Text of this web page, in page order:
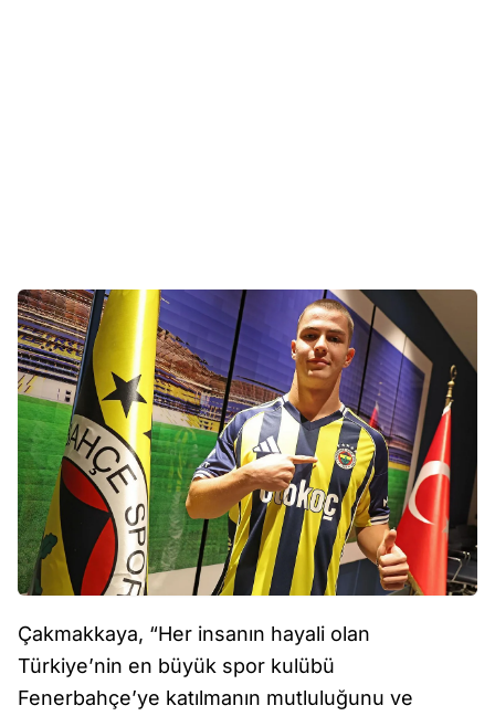
Çakmakkaya, “Her insanın hayali olan
Türkiye’nin en büyük spor kulübü
Fenerbahçe’ye katılmanın mutluluğunu ve